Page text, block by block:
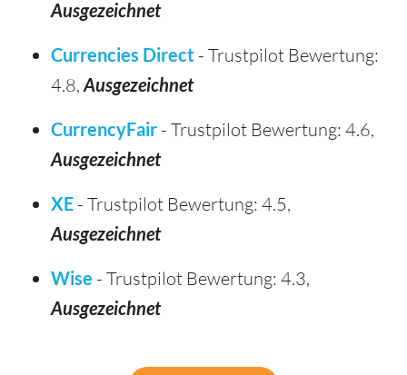
Ausgezeichnet
Currencies Direct - Trustpilot Bewertung:
4.8,Ausgezeichnet
CurrencyFair - Trustpilot Bewertung: 4.6,
Ausgezeichnet
XE - Trustpilot Bewertung: 4.5,
Ausgezeichnet
Wise - Trustpilot Bewertung: 4.3,
Ausgezeichnet